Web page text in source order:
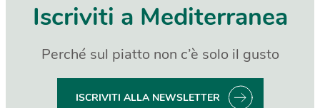
Iscriviti a Mediterranea
Perché sul piatto non c’è solo il gusto
ISCRIVITI ALLA NEWSLETTER